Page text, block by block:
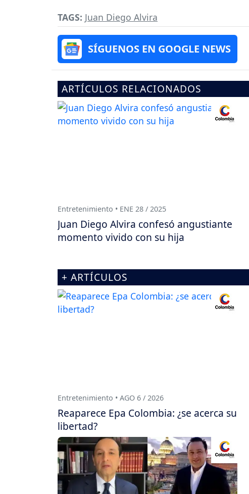
TAGS: Juan Diego Alvira
SÍGUENOS EN GOOGLE NEWS
ARTÍCULOS RELACIONADOS
Entretenimiento • ENE 28 / 2025
Juan Diego Alvira confesó angustiante
momento vivido con su hija
+ ARTÍCULOS
Entretenimiento • AGO 6 / 2026
Reaparece Epa Colombia: ¿se acerca su
libertad?